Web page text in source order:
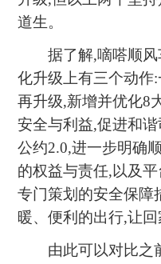
道生。
据了解,嘀嗒顺风
化升级上有三个动作
再升级,新增并优化8
安全与利益,促进和
公约2.0,进一步明确
的权益与责任,以及
专门策划的安全保障
暖、便利的出行,让回
由此可以对比之